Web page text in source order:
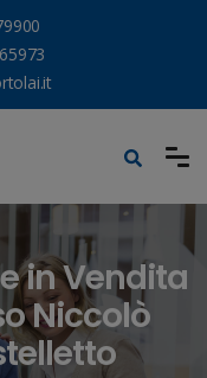
in Vendita
Niccolò